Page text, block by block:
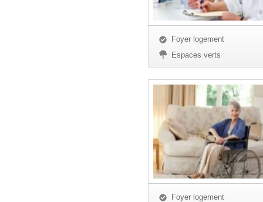
Foyer logement
Espaces verts
Foyer logement